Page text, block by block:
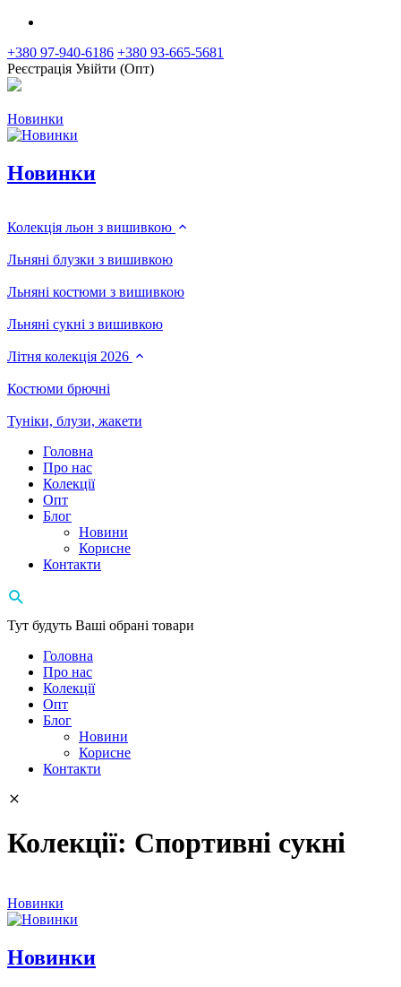
+380 97-940-6186 +380 93-665-5681
Реєстрація Увійти (Опт)
Новинки
Новинки
Колекція льон з вишивкою
Льняні блузки з вишивкою
Льняні костюми з вишивкою
Льняні сукні з вишивкою
Літня колекція 2026
Костюми брючні
Туніки, блузи, жакети
Головна
Про нас
Колекції
Опт
Блог
Новини
Корисне
Контакти
Тут будуть Ваші обрані товари
Головна
Про нас
Колекції
Опт
Блог
Новини
Корисне
Контакти
Колекції: Спортивні сукні
Новинки
Новинки